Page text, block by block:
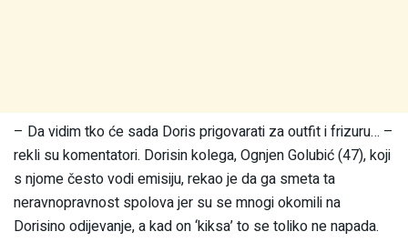
– Da vidim tko će sada Doris prigovarati za outfit i frizuru… –
rekli su komentatori. Dorisin kolega, Ognjen Golubić (47), koji
s njome često vodi emisiju, rekao je da ga smeta ta
neravnopravnost spolova jer su se mnogi okomili na
Dorisino odijevanje, a kad on ‘kiksa’ to se toliko ne napada.